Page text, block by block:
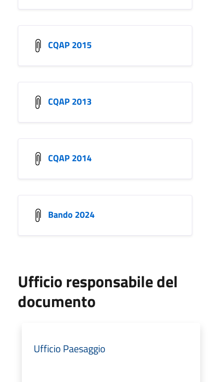
CQAP 2015
CQAP 2013
CQAP 2014
Bando 2024
Ufficio responsabile del
documento
Ufficio Paesaggio